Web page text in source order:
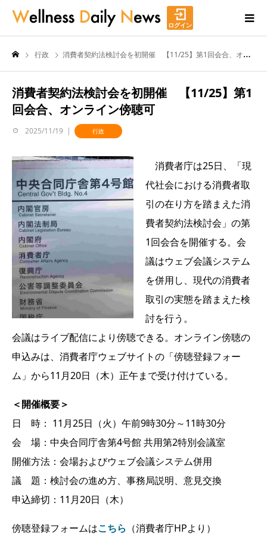
ログイン
行政 消費者契約法検討会を初開催 【11/25】第1回会合、オンライン傍聴可
消費者契約法検討会を初開催 【11/25】第1
回会合、オンライン傍聴可
2025/11/19 行政
消費者庁は25日、「現
代社会における消費者取
引の在り方を踏まえた消
費者契約法検討会」の第
1回会合を開催する。会
議はウェブ会議システム
を併用し、現代の消費者
取引の実態を踏まえた検
討を行う。
会議はライブ配信により傍聴できる。オンライン傍聴の
申込みは、消費者庁ウェブサイトの「傍聴登録フォー
ム」から11月20日（木）正午まで受け付けている。
＜開催概要＞
日 時： 11月25日（火）午前9時30分～11時30分
会 場：中央合同庁舎第4号館 共用第2特別会議室
開催方法：会場およびウェブ会議システム併用
議 題：検討会の進め方、事務局説明、意見交換
申込締切：11月20日（木）
傍聴登録フォームはこちら （消費者庁HPより）